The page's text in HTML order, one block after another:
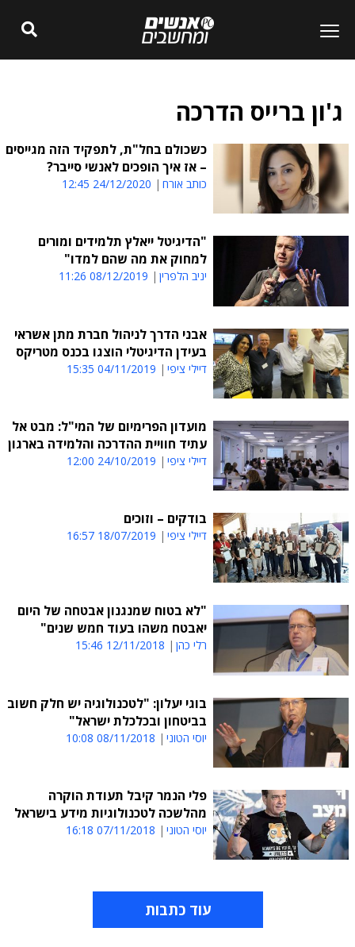
ג'ון ברייס הדרכה
כשכולם בחל"ת, לתפקיד הזה מגייסים
– אז איך הופכים לאנשי סייבר?
כותב אורח 24/12/2020 12:45
"הדיגיטל ייאלץ תלמידים ומורים
למחוק את מה שהם למדו"
יניב הלפרין 08/12/2019 11:26
אבני הדרך לניהול חברת מתן אשראי
בעידן הדיגיטלי הוצגו בכנס מטריקס
דיילי ציפי 04/11/2019 15:35
מועדון הפרימיום של המי"ל: מבט אל
עתיד חוויית ההדרכה והלמידה בארגון
דיילי ציפי 24/10/2019 12:00
בודקים – וזוכים
דיילי ציפי 18/07/2019 16:57
"לא בטוח שמנגנון אבטחה של היום
יאבטח משהו בעוד חמש שנים"
רלי כהן 12/11/2018 15:46
בוגי יעלון: "לטכנולוגיה יש חלק חשוב
בביטחון ובכלכלת ישראל"
יוסי הטוני 08/11/2018 10:08
פלי הנמר קיבל תעודת הוקרה
מהלשכה לטכנולוגיות מידע בישראל
יוסי הטוני 07/11/2018 16:18
עוד כתבות